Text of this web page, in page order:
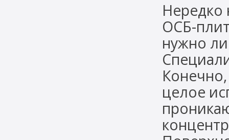
Нередко
ОСБ-
нужно
целое